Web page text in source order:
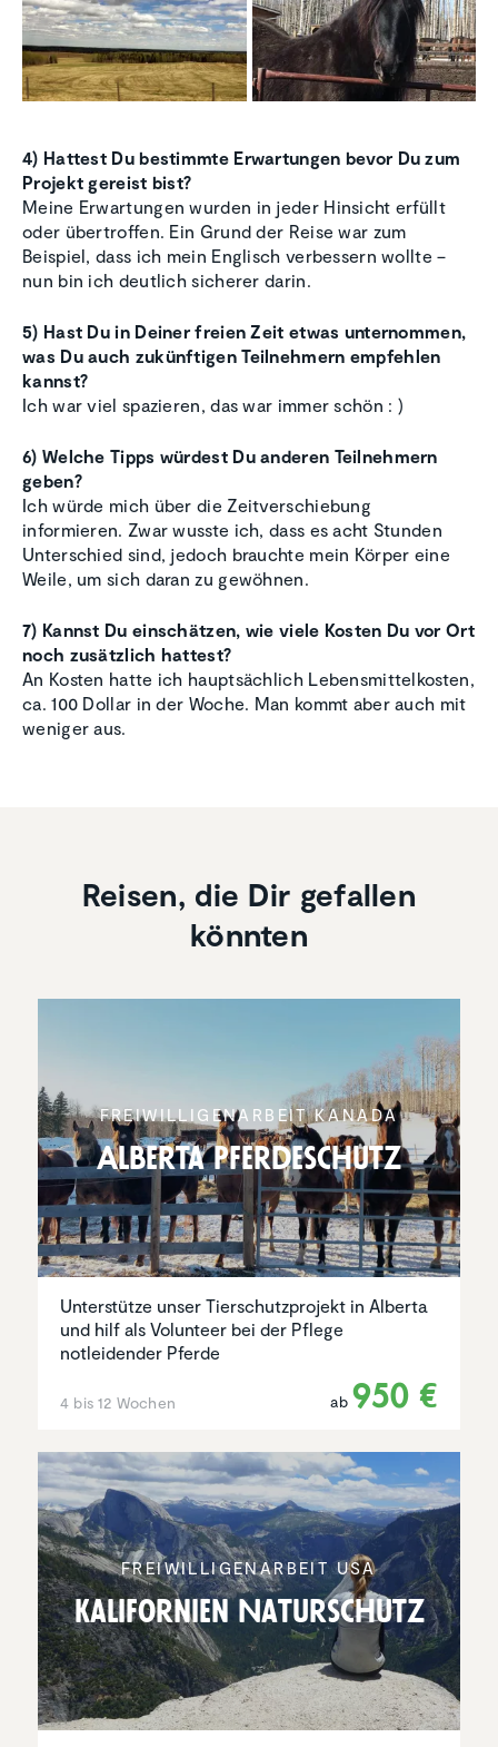
4) Hattest Du bestimmte Erwartungen bevor Du zum
Projekt gereist bist?
Meine Erwartungen wurden in jeder Hinsicht erfüllt
oder übertroffen. Ein Grund der Reise war zum
Beispiel, dass ich mein Englisch verbessern wollte –
nun bin ich deutlich sicherer darin.
5) Hast Du in Deiner freien Zeit etwas unternommen,
was Du auch zukünftigen Teilnehmern empfehlen
kannst?
Ich war viel spazieren, das war immer schön : )
6) Welche Tipps würdest Du anderen Teilnehmern
geben?
Ich würde mich über die Zeitverschiebung
informieren. Zwar wusste ich, dass es acht Stunden
Unterschied sind, jedoch brauchte mein Körper eine
Weile, um sich daran zu gewöhnen.
7) Kannst Du einschätzen, wie viele Kosten Du vor Ort
noch zusätzlich hattest?
An Kosten hatte ich hauptsächlich Lebensmittelkosten,
ca. 100 Dollar in der Woche. Man kommt aber auch mit
weniger aus.
Reisen, die Dir gefallen
könnten
FREIWIL­LI­GEN­AR­BEIT KANADA
Alberta Pferde­schutz
Unterstütze unser Tierschutzprojekt in Alberta
und hilf als Volunteer bei der Pflege
notleidender Pferde
4 bis 12 Wochen ab 950 €
FREIWIL­LI­GEN­AR­BEIT USA
Kalifor­nien Natur­schutz